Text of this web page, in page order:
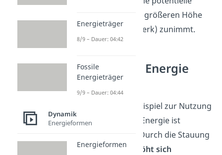
Energie bei einer größeren Höhe
(höheres Stockwerk) zunimmt.
Potentielle Energie
Beispiele
Ein bekanntes Beispiel zur Nutzung
der potentiellen Energie ist
. Durch die Stauung
des Wassers
erhöht sich
Energieträger
8/9 – Dauer: 04:42
Fossile
Energieträger
9/9 – Dauer: 04:44
Dynamik
Energieformen
Energieformen